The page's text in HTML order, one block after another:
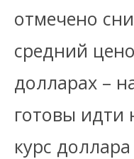
отмечено
средний
долларах –
готовы идти
курс